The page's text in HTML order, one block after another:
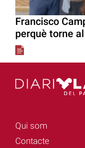
Francisco
perquè torne
Qui som
Contacte